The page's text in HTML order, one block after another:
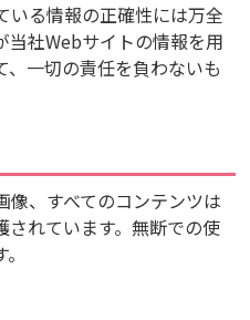
いる情報の正確性には万全
当社Webサイトの情報を用
一切の責任を負わないも
像、すべてのコンテンツは
れています。無断での使